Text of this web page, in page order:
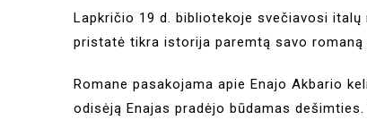
Lapkričio 19 d. bibliotekoje svečiavosi
pristatė tikra istorija paremtą savo romaną
Romane pasakojama apie Enajo Akbario
odisėją Enajas pradėjo būdamas